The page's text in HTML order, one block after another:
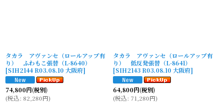
タカラ アヴァンセ（ロールアップ有
り） ふわもこ張替（L-8640）
[SIH2144 R03.08.10 大阪府]
74,800円(税別)
(税込: 82,280円)
タカラ アヴァンセ（ロールアップ有
り） 低反発張替（L-8641）
[SIH2143 R03.08.10 大阪府]
64,800円(税別)
(税込: 71,280円)